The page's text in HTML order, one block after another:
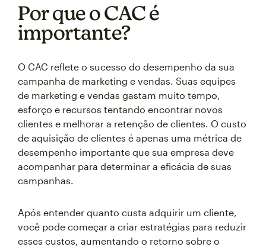
Por que o CAC é
importante?
O CAC reflete o sucesso do desempenho da sua
campanha de marketing e vendas. Suas equipes
de marketing e vendas gastam muito tempo,
esforço e recursos tentando encontrar novos
clientes e melhorar a retenção de clientes. O custo
de aquisição de clientes é apenas uma métrica de
desempenho importante que sua empresa deve
acompanhar para determinar a eficácia de suas
campanhas.
Após entender quanto custa adquirir um cliente,
você pode começar a criar estratégias para reduzir
esses custos, aumentando o retorno sobre o